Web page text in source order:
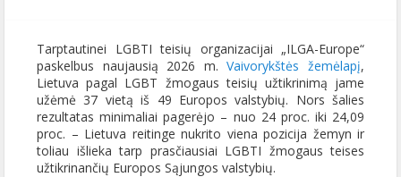
Tarptautinei LGBTI teisių organizacijai „ILGA-Europe“
paskelbus naujausią 2026 m.Vaivorykštės žemėlapį,
Lietuva pagal LGBT žmogaus teisių užtikrinimą jame
užėmė 37 vietą iš 49 Europos valstybių. Nors šalies
rezultatas minimaliai pagerėjo – nuo 24 proc. iki 24,09
proc. – Lietuva reitinge nukrito viena pozicija žemyn ir
toliau išlieka tarp prasčiausiai LGBTI žmogaus teises
užtikrinančių Europos Sąjungos valstybių.